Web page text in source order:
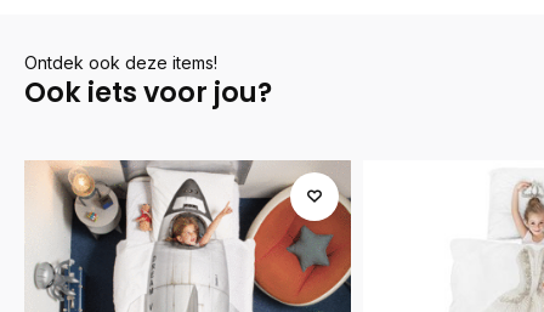
Ontdek ook deze items!
Ook iets voor jou?